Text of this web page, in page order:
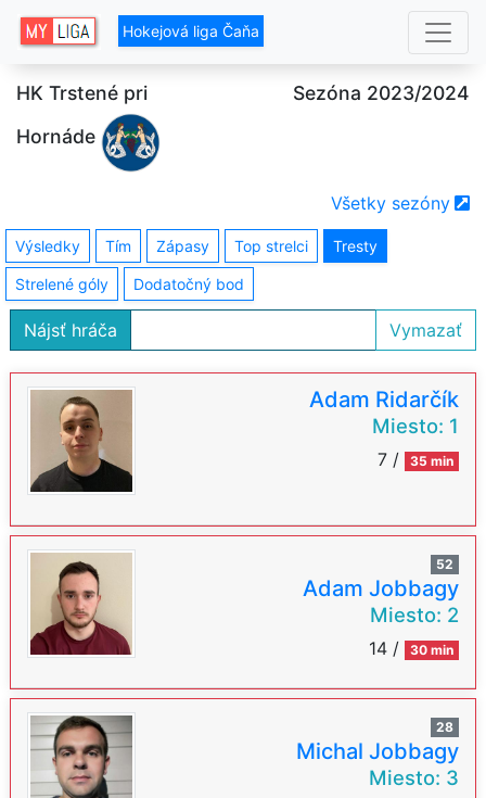
Hokejová liga Čaňa
HK Trstené pri
Hornáde
Sezóna 2023/2024
Všetky sezóny
Výsledky Tím Zápasy Top strelci Tresty
Strelené góly Dodatočný bod
Nájsť hráča Vymazať
Adam Ridarčík
Miesto: 1
7 / 35 min
52
Adam Jobbagy
Miesto: 2
14 / 30 min
28
Michal Jobbagy
Miesto: 3